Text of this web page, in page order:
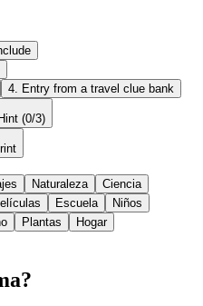
4 Entry from a travel clue bank
(0/3)
Naturaleza
Ciencia
Escuela
Niños
Plantas
Hogar